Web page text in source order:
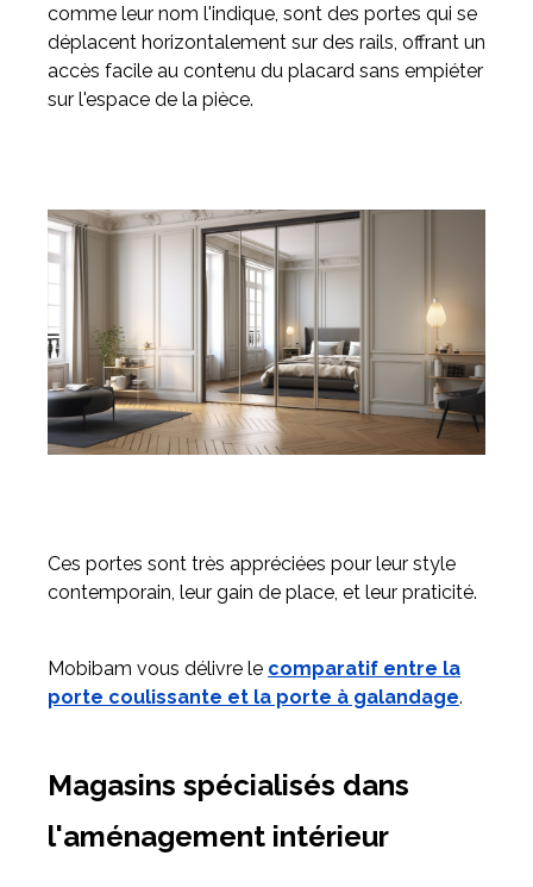
comme leur nom l'indique, sont des portes qui se
déplacent horizontalement sur des rails, offrant un
accès facile au contenu du placard sans empiéter
sur l'espace de la pièce.
Ces portes sont très appréciées pour leur style
contemporain, leur gain de place, et leur praticité.
Mobibam vous délivre le comparatif entre la
porte coulissante et la porte à galandage.
Magasins spécialisés dans
l'aménagement intérieur